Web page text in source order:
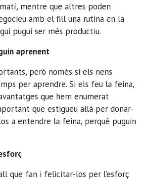
mentre que altres poden
amb el fill una rutina en la
pugui ser més productiu.
aprenent
però només si els nens
per aprendre. Si els feu la feina,
que hem enumerat
que estigueu allà per donar-
a entendre la feina, perquè puguin
que fan i felicitar-los per l’esforç